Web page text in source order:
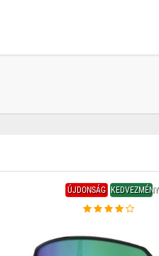
ÚJDONSÁG KEDVEZMÉNY